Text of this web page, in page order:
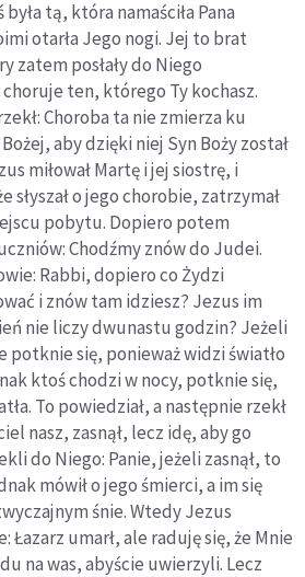
tą, która namaściła Pana
otarła Jego nogi. Jej to brat
zatem posłały do Niego
ten, którego Ty kochasz.
Choroba ta nie zmierza ku
aby dzięki niej Syn Boży został
miłował Martę i jej siostrę, i
słyszał o jego chorobie, zatrzymał
pobytu. Dopiero potem
Chodźmy znów do Judei.
Rabbi, dopiero co Żydzi
i znów tam idziesz? Jezus im
nie liczy dwunastu godzin? Jeżeli
potknie się, ponieważ widzi światło
ktoś chodzi w nocy, potknie się,
To powiedział, a następnie rzekł
nasz, zasnął, lecz idę, aby go
do Niego: Panie, jeżeli zasnął, to
mówił o jego śmierci, a im się
śnie. Wtedy Jezus
Łazarz umarł, ale raduję się, że Mnie
na was, abyście uwierzyli. Lecz